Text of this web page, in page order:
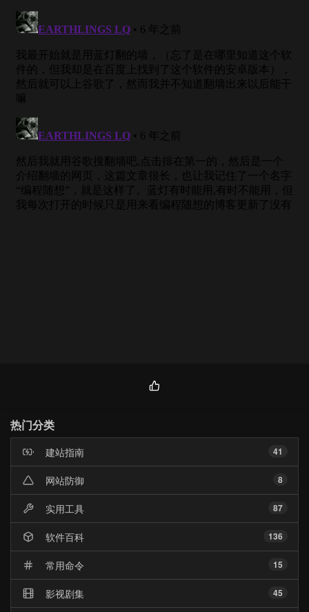
热门分类
41
建站指南
8
网站防御
87
实用工具
136
软件百科
15
常用命令
45
影视剧集